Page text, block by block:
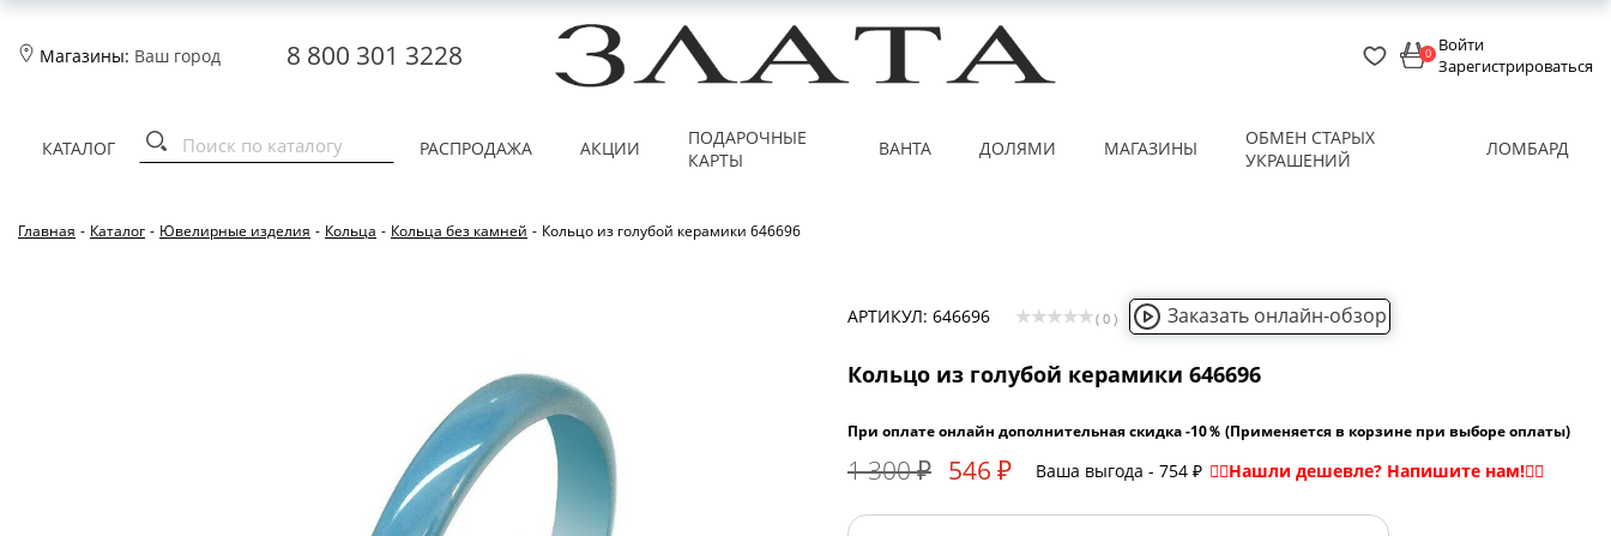
Магазины: Ваш город 8 800 301 3228 0 Войти
Зарегистрироваться
КАТАЛОГ РАСПРОДАЖА АКЦИИ
ПОДАРОЧНЫЕ
КАРТЫ
ВАНТА ДОЛЯМИ МАГАЗИНЫ
ОБМЕН СТАРЫХ
УКРАШЕНИЙ
ЛОМБАРД
Главная - Каталог - Ювелирные изделия - Кольца - Кольца без камней - Кольцо из голубой керамики 646696
АРТИКУЛ: 646696 ( 0 ) Заказать онлайн-обзор
Кольцо из голубой керамики 646696
При оплате онлайн дополнительная скидка -10％ (Применяется в корзине при выборе оплаты)
1 300 ₽ 546 ₽ Ваша выгода - 754 ₽